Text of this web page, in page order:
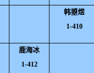
韩曌煜
1-410
鹿海冰
1-412